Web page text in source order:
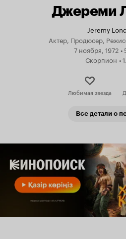
Джереми
Jeremy
Актер, Продюсер,
7 ноября, 1972 •
Скорпион •
Любимая звезда
Все детали о